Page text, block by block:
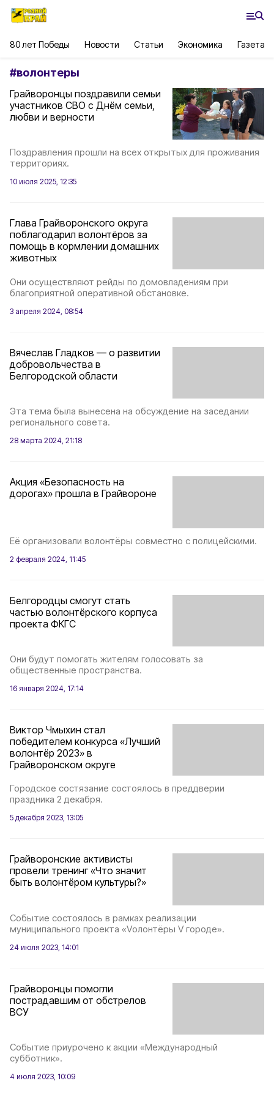
80 лет Победы Новости Статьи Экономика Газета
#волонтеры
Грайворонцы поздравили семьи
участников СВО с Днём семьи,
любви и верности
Поздравления прошли на всех открытых для проживания
территориях.
10 июля 2025, 12:35
Глава Грайворонского округа
поблагодарил волонтёров за
помощь в кормлении домашних
животных
Они осуществляют рейды по домовладениям при
благоприятной оперативной обстановке.
3 апреля 2024, 08:54
Вячеслав Гладков — о развитии
добровольчества в
Белгородской области
Эта тема была вынесена на обсуждение на заседании
регионального совета.
28 марта 2024, 21:18
Акция «Безопасность на
дорогах» прошла в Грайвороне
Её организовали волонтёры совместно с полицейскими.
2 февраля 2024, 11:45
Белгородцы смогут стать
частью волонтёрского корпуса
проекта ФКГС
Они будут помогать жителям голосовать за
общественные пространства.
16 января 2024, 17:14
Виктор Чмыхин стал
победителем конкурса «Лучший
волонтёр 2023» в
Грайворонском округе
Городское состязание состоялось в преддверии
праздника 2 декабря.
5 декабря 2023, 13:05
Грайворонские активисты
провели тренинг «Что значит
быть волонтёром культуры?»
Событие состоялось в рамках реализации
муниципального проекта «Vолонтёры V городе».
24 июля 2023, 14:01
Грайворонцы помогли
пострадавшим от обстрелов
ВСУ
Событие приурочено к акции «Международный
субботник».
4 июля 2023, 10:09